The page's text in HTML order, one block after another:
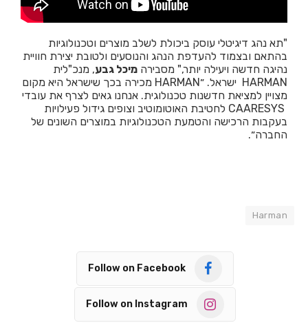
"תא נהג דיגיטלי עוסק ביכולת לשלב מוצרים וטכנולוגיות
בהתאם ובצמוד להעדפת הנהג והנוסעים ולטובת יצירת חוויית
נהיגה חדשה ויעילה יותר," מסבירה מיכל גבע, מנכ"לית
HARMAN ישראל. ״HARMAN מכירה בכך שישראל היא מקום
מצויין למציאת חדשנות טכנולוגית. אנחנו גאים לצרף את עובדי
CAARESYS לחטיבת האוטומוטיב וצופים גידול פעילויות
בעקבות הרכישה והטמעת הטכנולוגיות במוצרים השונים של
החברה״.
Harman
Follow on Facebook
Follow on Instagram